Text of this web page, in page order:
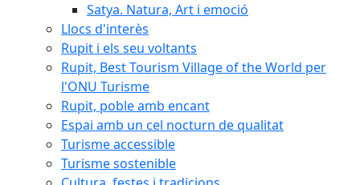
Satya. Natura, Art i emoció
Llocs d'interès
Rupit i els seu voltants
Rupit, Best Tourism Village of the World per
l'ONU Turisme
Rupit, poble amb encant
Espai amb un cel nocturn de qualitat
Turisme accessible
Turisme sostenible